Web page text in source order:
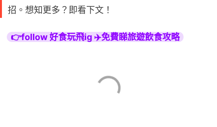
招。想知更多？即看下文！
👉follow 好食玩飛ig ✈️免費睇旅遊飲食攻略